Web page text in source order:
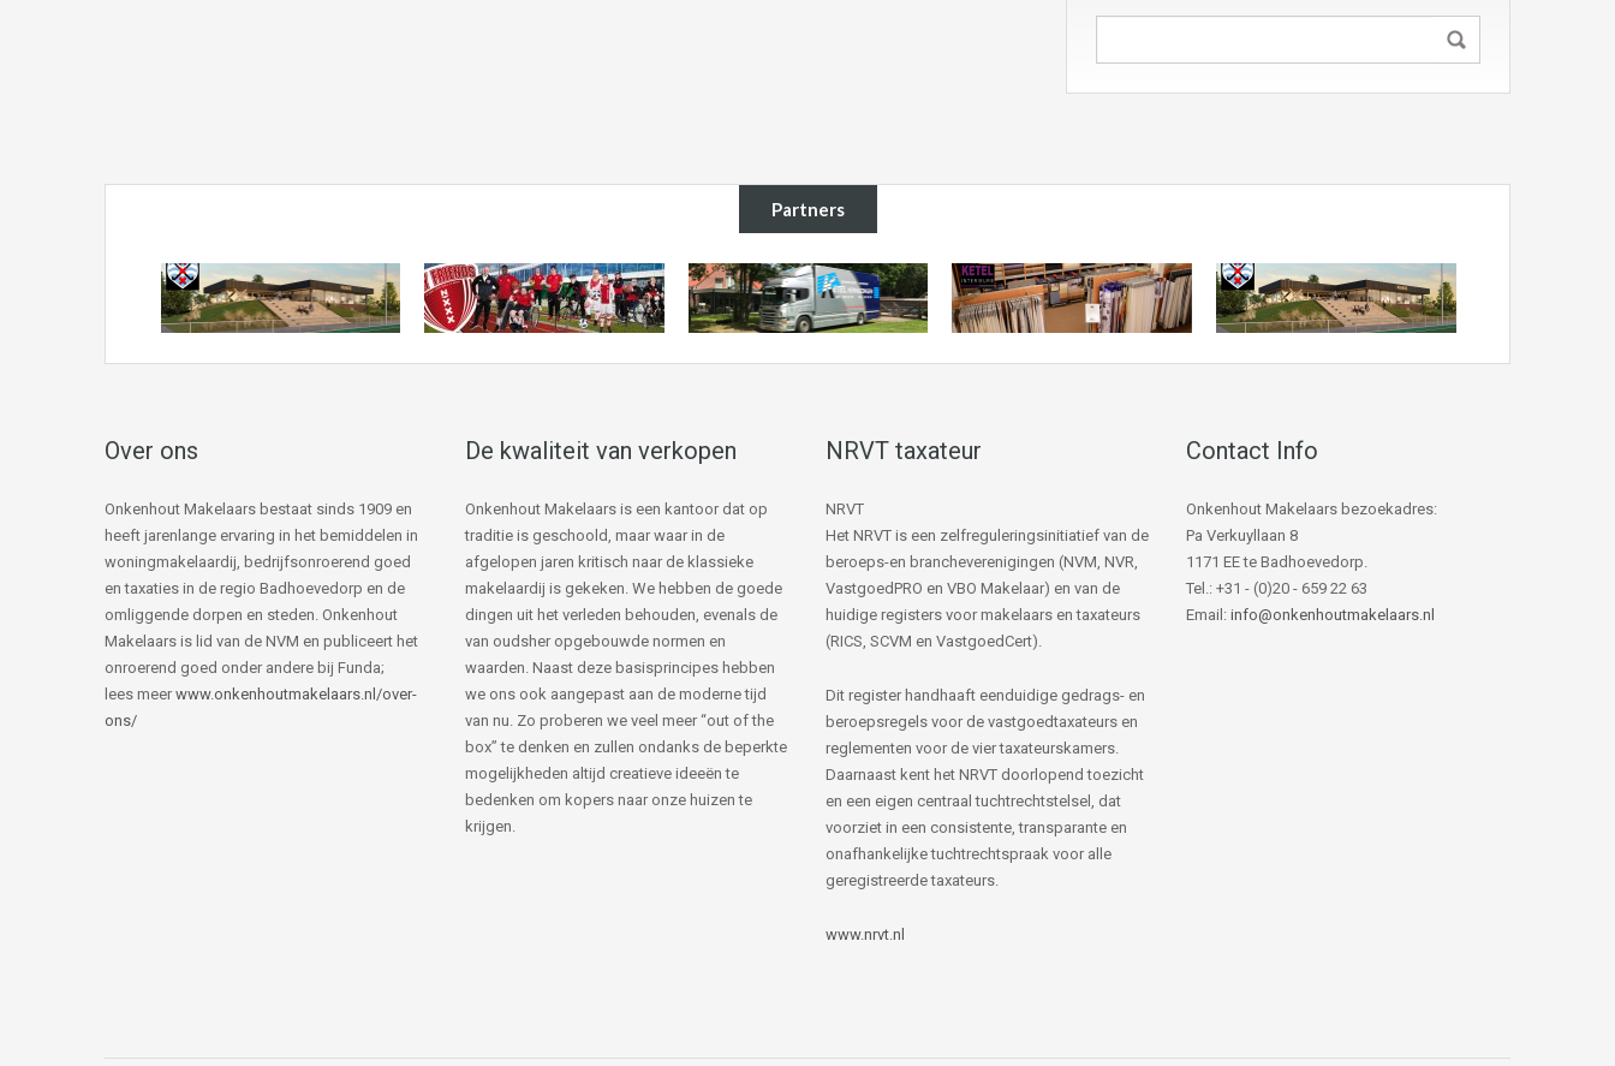
Partners
Over ons
Onkenhout Makelaars bestaat sinds 1909 en
heeft jarenlange ervaring in het bemiddelen in
woningmakelaardij, bedrijfsonroerend goed
en taxaties in de regio Badhoevedorp en de
omliggende dorpen en steden. Onkenhout
Makelaars is lid van de NVM en publiceert het
onroerend goed onder andere bij Funda;
lees meer www.onkenhoutmakelaars.nl/over-
ons/
De kwaliteit van verkopen
Onkenhout Makelaars is een kantoor dat op
traditie is geschoold, maar waar in de
afgelopen jaren kritisch naar de klassieke
makelaardij is gekeken. We hebben de goede
dingen uit het verleden behouden, evenals de
van oudsher opgebouwde normen en
waarden. Naast deze basisprincipes hebben
we ons ook aangepast aan de moderne tijd
van nu. Zo proberen we veel meer “out of the
box” te denken en zullen ondanks de beperkte
mogelijkheden altijd creatieve ideeën te
bedenken om kopers naar onze huizen te
krijgen.
NRVT taxateur
NRVT
Het NRVT is een zelfreguleringsinitiatief van de
beroeps-en brancheverenigingen (NVM, NVR,
VastgoedPRO en VBO Makelaar) en van de
huidige registers voor makelaars en taxateurs
(RICS, SCVM en VastgoedCert).
Dit register handhaaft eenduidige gedrags- en
beroepsregels voor de vastgoedtaxateurs en
reglementen voor de vier taxateurskamers.
Daarnaast kent het NRVT doorlopend toezicht
en een eigen centraal tuchtrechtstelsel, dat
voorziet in een consistente, transparante en
onafhankelijke tuchtrechtspraak voor alle
geregistreerde taxateurs.
www.nrvt.nl
Contact Info
Onkenhout Makelaars bezoekadres:
Pa Verkuyllaan 8
1171 EE te Badhoevedorp.
Tel.: +31 - (0)20 - 659 22 63
Email: info@onkenhoutmakelaars.nl